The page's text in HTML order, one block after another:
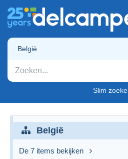
België
Slim
België
De 7 items bekijken